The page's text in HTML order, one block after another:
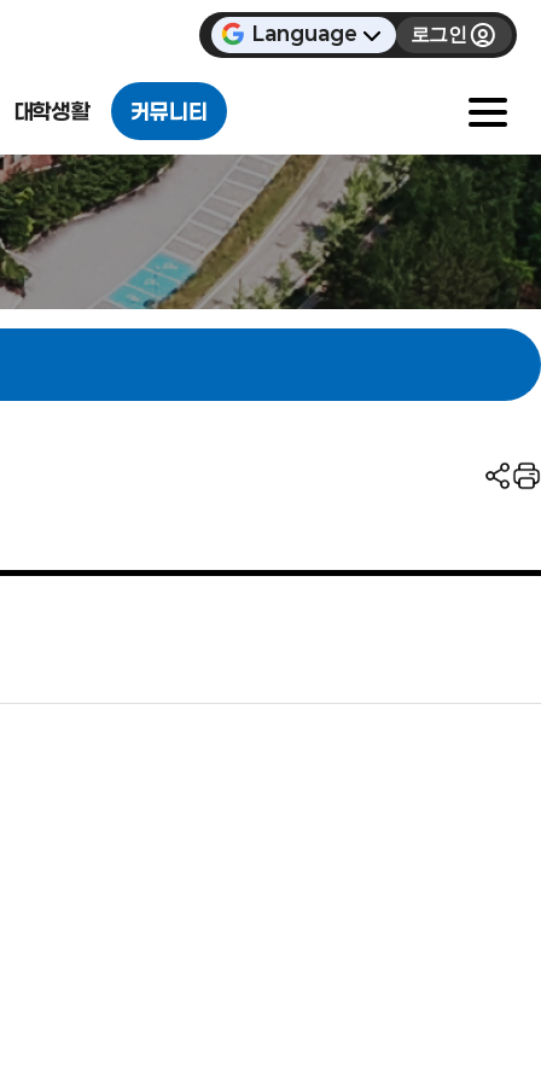
Language 로그인
대학생활 커뮤니티